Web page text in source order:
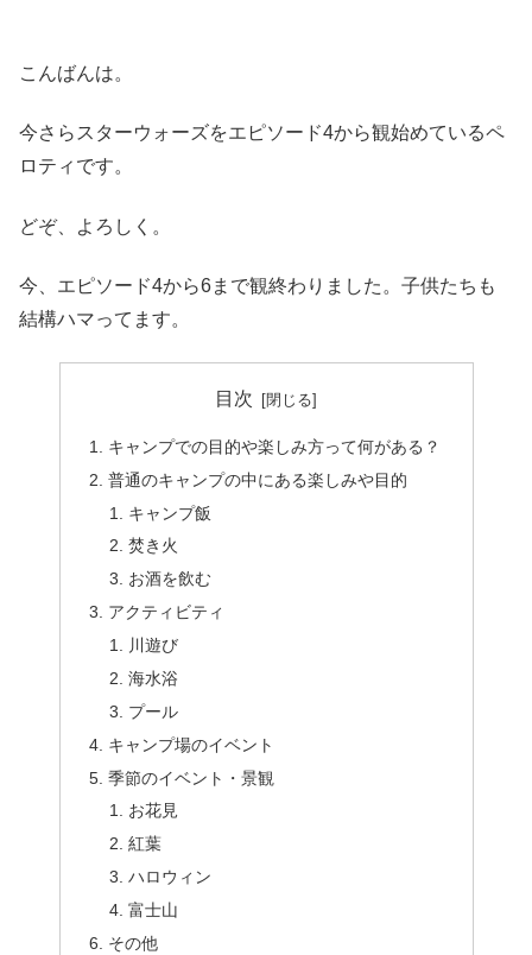
こんばんは。
今さらスターウォーズをエピソード4から観始めているペ
ロティです。
どぞ、よろしく。
今、エピソード4から6まで観終わりました。子供たちも
結構ハマってます。
目次
キャンプでの目的や楽しみ方って何がある？
普通のキャンプの中にある楽しみや目的
キャンプ飯
焚き火
お酒を飲む
アクティビティ
川遊び
海水浴
プール
キャンプ場のイベント
季節のイベント・景観
お花見
紅葉
ハロウィン
富士山
その他